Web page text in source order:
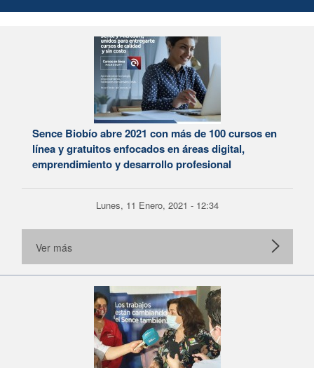
Sence Biobío abre 2021 con más de 100 cursos en
línea y gratuitos enfocados en áreas digital,
emprendimiento y desarrollo profesional
Lunes, 11 Enero, 2021 - 12:34
Ver más